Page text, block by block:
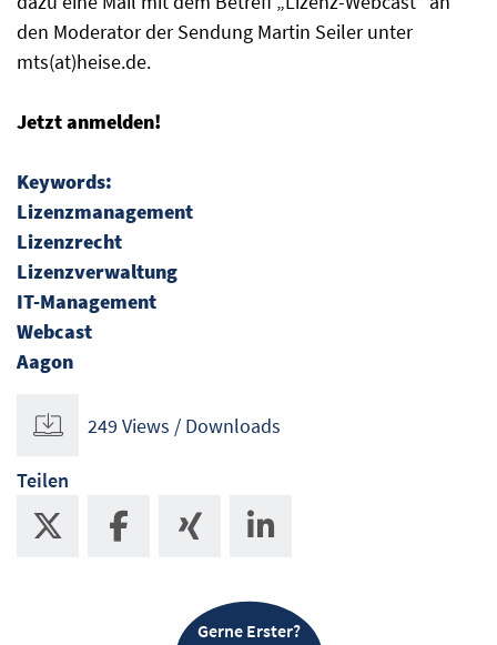
den Moderator der Sendung Martin Seiler unter
mts(at)heise.de.
Jetzt anmelden!
Keywords:
Lizenzmanagement
Lizenzrecht
Lizenzverwaltung
IT-Management
Webcast
Aagon
249 Views / Downloads
Teilen
Gerne Erster?